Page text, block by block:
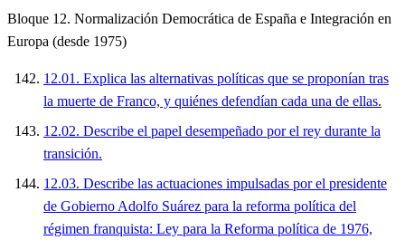
Bloque 12. Normalización Democrática de España e Integración en
Europa (desde 1975)
12.01. Explica las alternativas políticas que se proponían tras
la muerte de Franco, y quiénes defendían cada una de ellas.
12.02. Describe el papel desempeñado por el rey durante la
transición.
12.03. Describe las actuaciones impulsadas por el presidente
de Gobierno Adolfo Suárez para la reforma política del
régimen franquista: Ley para la Reforma política de 1976,